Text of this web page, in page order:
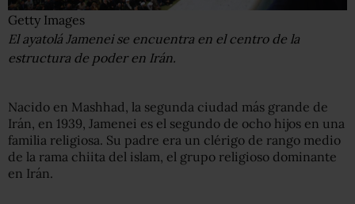
Getty Images
El ayatolá Jamenei se encuentra en el centro de la
estructura de poder en Irán.
Nacido en Mashhad, la segunda ciudad más grande de
Irán, en 1939, Jamenei es el segundo de ocho hijos en una
familia religiosa. Su padre era un clérigo de rango medio
de la rama chiita del islam, el grupo religioso dominante
en Irán.